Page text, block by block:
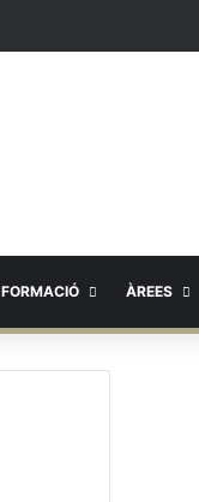
FORMACIÓ ÀREES